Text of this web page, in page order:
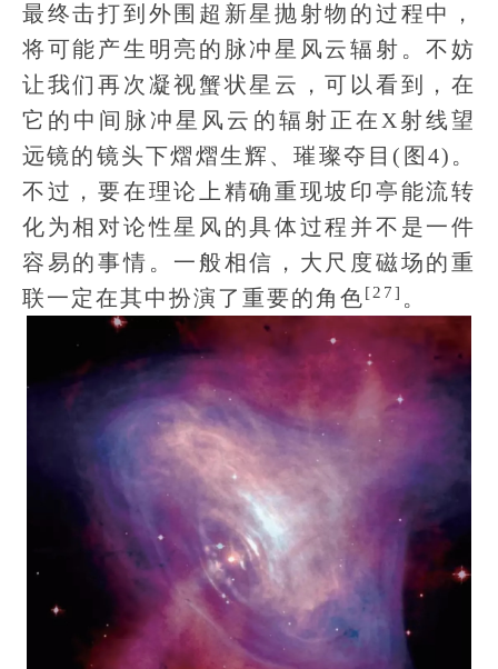
最终击打到外围超新星抛射物的过程中，
将可能产生明亮的脉冲星风云辐射。不妨
让我们再次凝视蟹状星云，可以看到，在
它的中间脉冲星风云的辐射正在X射线望
远镜的镜头下熠熠生辉、璀璨夺目(图4)。
不过，要在理论上精确重现坡印亭能流转
化为相对论性星风的具体过程并不是一件
容易的事情。一般相信，大尺度磁场的重
联一定在其中扮演了重要的角色[27] 。